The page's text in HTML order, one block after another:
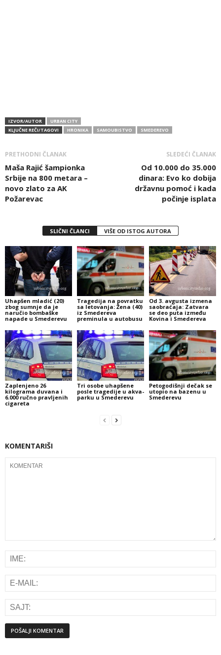
IZVOR/AUTOR
URBAN CITY
KLJUČNE REČI/TAGOVI
HRONIKA SAMOUBISTVO SMEDEREVO
PRETHODNI ČLANAK
Maša Rajić šampionka
Srbije na 800 metara –
novo zlato za AK
Požarevac
SLEDEĆI ČLANAK
Od 10.000 do 35.000
dinara: Evo ko dobija
državnu pomoć i kada
počinje isplata
SLIČNI ČLANCI VIŠE OD ISTOG AUTORA
Uhapšen mladić (20)
zbog sumnje da je
naručio bombaške
napade u Smederevu
Tragedija na povratku
sa letovanja: Žena (40)
iz Smedereva
preminula u autobusu
Od 3. avgusta izmena
saobraćaja: Zatvara
se deo puta između
Kovina i Smedereva
Zaplenjeno 26
kilograma duvana i
6.000 ručno pravljenih
cigareta
Tri osobe uhapšene
posle tragedije u akva-
parku u Smederevu
Petogodišnji dečak se
utopio na bazenu u
Smederevu
KOMENTARIŠI